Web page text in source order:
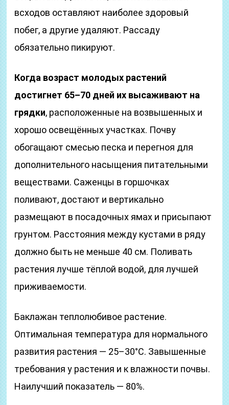
всходов оставляют наиболее здоровый
побег, а другие удаляют. Рассаду
обязательно пикируют.
Когда возраст молодых растений
достигнет 65–70 дней их высаживают на
грядки, расположенные на возвышенных и
хорошо освещённых участках. Почву
обогащают смесью песка и перегноя для
дополнительного насыщения питательными
веществами. Саженцы в горшочках
поливают, достают и вертикально
размещают в посадочных ямах и присыпают
грунтом. Расстояния между кустами в ряду
должно быть не меньше 40 см. Поливать
растения лучше тёплой водой, для лучшей
приживаемости.
Баклажан теплолюбивое растение.
Оптимальная температура для нормального
развития растения — 25–30°С. Завышенные
требования у растения и к влажности почвы.
Наилучший показатель — 80%.